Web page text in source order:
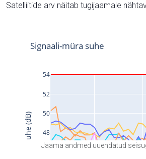
Satelliitide arv näitab tugijaamale
Jaama andmed uuendatud